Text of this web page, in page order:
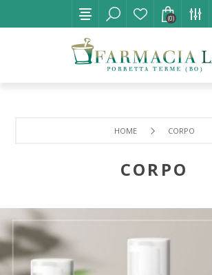
(0)
HOME CORPO
CORPO